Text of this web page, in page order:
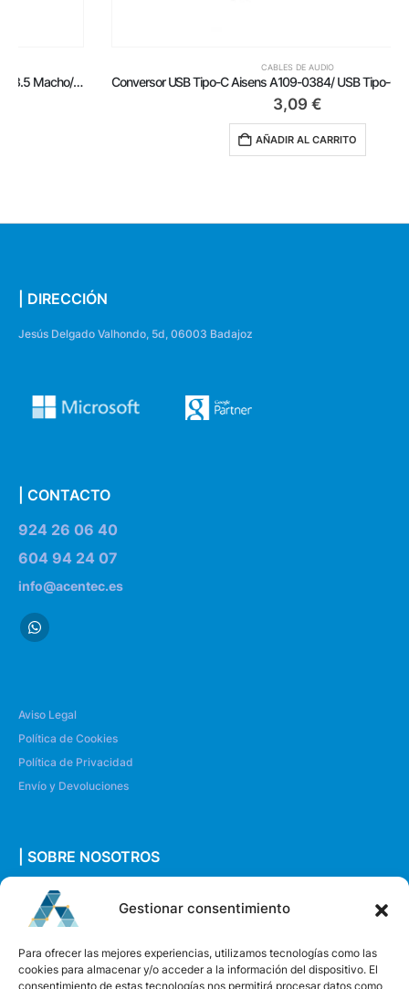
Gestionar consentimiento
Para ofrecer las mejores experiencias, utilizamos tecnologías como las
cookies para almacenar y/o acceder a la información del dispositivo. El
consentimiento de estas tecnologías nos permitirá procesar datos como
Conversor USB Tipo-C Aisens A109-0384/ USB Tipo-C Macho – Jack 3.5 Hembra
AÑADIR AL CARRITO
| DIRECCIÓN
Jesús Delgado Valhondo, 5d, 06003 Badajoz
| CONTACTO
924 26 06 40
604 94 24 07
info@acentec.es
Aviso Legal
Política de Cookies
Política de Privacidad
Envío y Devoluciones
| SOBRE NOSOTROS
Quiénes somos
Envíanos un mensaje